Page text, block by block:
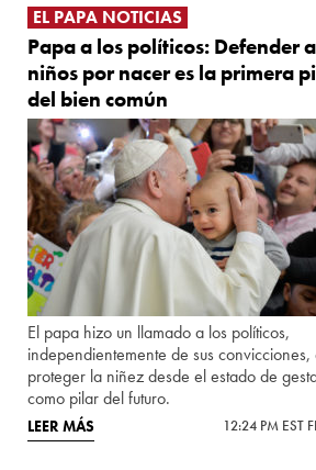
EL PAPA NOTICIAS
Papa a los políticos: Defender
niños por nacer es la primera
del bien común
El papa hizo un llamado a los políticos,
independientemente de sus convicciones,
proteger la niñez desde el estado de
como pilar del futuro.
LEER MÁS 12:24 PM EST